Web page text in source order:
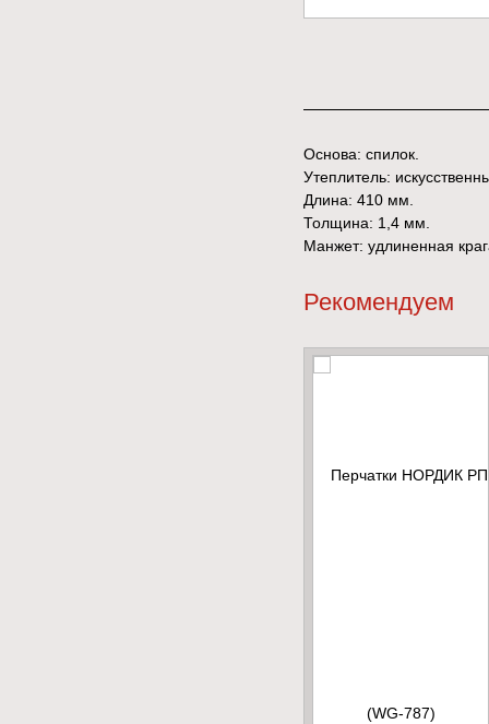
Основа: спилок.
Утеплитель:
Длина: 410 мм.
Толщина: 1,4 мм.
Манжет: удлиненная
Рекомендуем